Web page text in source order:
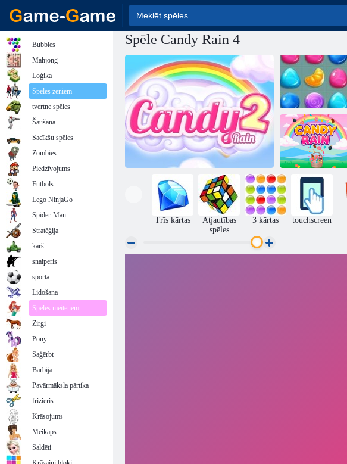
Spēle Candy Rain 4
Candy Lain 3
Konfekšu lietus
Trīs kārtas
Atjautības
spēles
3 kārtas touchscreen
Bubbles
Mahjong
Loģika
Spēles zēniem
tvertne spēles
Šaušana
Sacīkšu spēles
Zombies
Piedzīvojums
Futbols
Lego NinjaGo
Spider-Man
Stratēģija
karš
snaiperis
sporta
Lidošana
Spēles meitenēm
Zirgi
Pony
Saģērbt
Bārbija
Pavārmāksla pārtika
frizieris
Krāsojums
Meikaps
Saldēti